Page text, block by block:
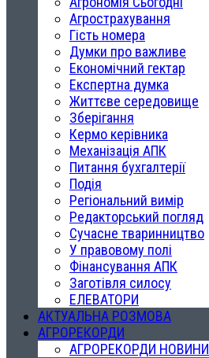
Агрострахування
Гість номера
Думки про важливе
Економічний гектар
Експертна думка
Життєве середовище
Зберігання
Кермо керівника
Механізація АПК
Питання бухгалтерії
Подія
Регіональний вимір
Редакторський погляд
Сучасне тваринництво
У правовому полі
Фінансування АПК
Заготівля силосу
ЕЛЕВАТОРИ
АКТУАЛЬНА РОЗМОВА
АГРОРЕКОРДИ
АГРОРЕКОРДИ НОВИНИ